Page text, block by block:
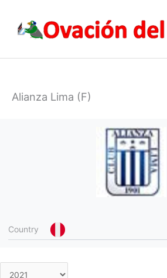
content
Alianza Lima (F)
Country